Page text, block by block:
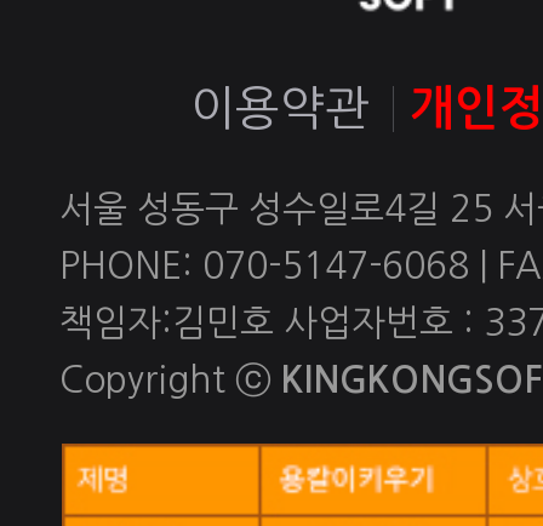
이용약관 개인
서울 성동구 성수일로4길 25
PHONE: 070-5147-6068 |
책임자:김민호 사업자번호 :
Copyright ⓒ